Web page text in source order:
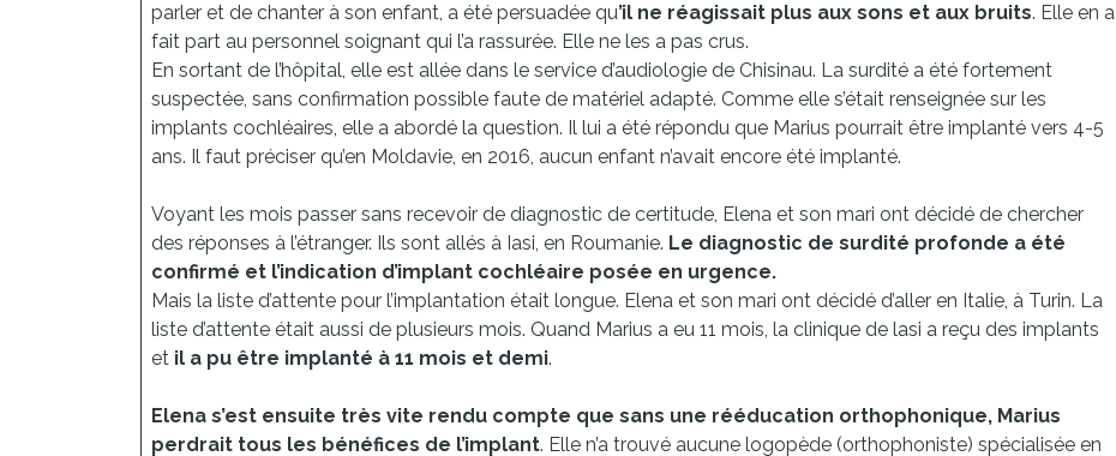
parler et de chanter à son enfant, a été persuadée qu’il ne réagissait plus aux sons et aux bruits. Elle en a
fait part au personnel soignant qui l’a rassurée. Elle ne les a pas crus.
En sortant de l’hôpital, elle est allée dans le service d’audiologie de Chisinau. La surdité a été fortement
suspectée, sans confirmation possible faute de matériel adapté. Comme elle s’était renseignée sur les
implants cochléaires, elle a abordé la question. Il lui a été répondu que Marius pourrait être implanté vers 4-5
ans. Il faut préciser qu’en Moldavie, en 2016, aucun enfant n’avait encore été implanté.
Voyant les mois passer sans recevoir de diagnostic de certitude, Elena et son mari ont décidé de chercher
des réponses à l’étranger. Ils sont allés à Iasi, en Roumanie. Le diagnostic de surdité profonde a été
confirmé et l’indication d’implant cochléaire posée en urgence.
Mais la liste d’attente pour l’implantation était longue. Elena et son mari ont décidé d’aller en Italie, à Turin. La
liste d’attente était aussi de plusieurs mois. Quand Marius a eu 11 mois, la clinique de lasi a reçu des implants
et il a pu être implanté à 11 mois et demi.
Elena s’est ensuite très vite rendu compte que sans une rééducation orthophonique, Marius
perdrait tous les bénéfices de l’implant. Elle n’a trouvé aucune logopède (orthophoniste) spécialisée en